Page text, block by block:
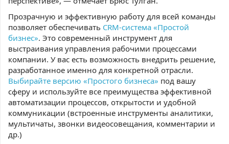
Прозрачную и эффективную работу для всей команды
позволяет обеспечивать CRM-система «Простой
бизнес». Это современный инструмент для
выстраивания управления рабочими процессами
компании. У вас есть возможность внедрить решение,
разработанное именно для конкретной отрасли.
Выбирайте версию «Простого бизнеса» под вашу
сферу и используйте все преимущества эффективной
автоматизации процессов, открытости и удобной
коммуникации (встроенные инструменты аналитики,
мультичаты, звонки видеосовещания, комментарии и
др.)